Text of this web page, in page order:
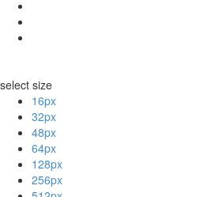
select size
16px
32px
48px
64px
128px
256px